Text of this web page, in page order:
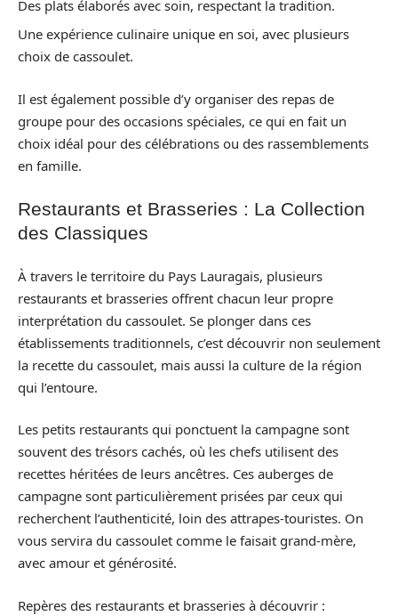
Des plats élaborés avec soin, respectant la tradition.
Une expérience culinaire unique en soi, avec plusieurs
choix de cassoulet.
Il est également possible d’y organiser des repas de
groupe pour des occasions spéciales, ce qui en fait un
choix idéal pour des célébrations ou des rassemblements
en famille.
Restaurants et Brasseries : La Collection
des Classiques
À travers le territoire du Pays Lauragais, plusieurs
restaurants et brasseries offrent chacun leur propre
interprétation du cassoulet. Se plonger dans ces
établissements traditionnels, c’est découvrir non seulement
la recette du cassoulet, mais aussi la culture de la région
qui l’entoure.
Les petits restaurants qui ponctuent la campagne sont
souvent des trésors cachés, où les chefs utilisent des
recettes héritées de leurs ancêtres. Ces auberges de
campagne sont particulièrement prisées par ceux qui
recherchent l’authenticité, loin des attrapes-touristes. On
vous servira du cassoulet comme le faisait grand-mère,
avec amour et générosité.
Repères des restaurants et brasseries à découvrir :